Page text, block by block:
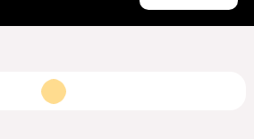
Loading...